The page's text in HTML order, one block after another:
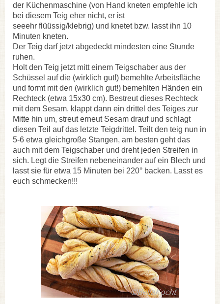
der Küchenmaschine (von Hand kneten empfehle ich
bei diesem Teig eher nicht, er ist
seeehr flüüssig/klebrig) und knetet bzw. lasst ihn 10
Minuten kneten.
Der Teig darf jetzt abgedeckt mindesten eine Stunde
ruhen.
Holt den Teig jetzt mitt einem Teigschaber aus der
Schüssel auf die (wirklich gut!) bemehlte Arbeitsfläche
und formt mit den (wirklich gut!) bemehlten Händen ein
Rechteck (etwa 15x30 cm). Bestreut dieses Rechteck
mit dem Sesam, klappt dann ein drittel des Teiges zur
Mitte hin um, streut erneut Sesam drauf und schlagt
diesen Teil auf das letzte Teigdrittel. Teilt den teig nun in
5-6 etwa gleichgroße Stangen, am besten geht das
auch mit dem Teigschaber und dreht jeden Streifen in
sich. Legt die Streifen nebeneinander auf ein Blech und
lasst sie für etwa 15 Minuten bei 220° backen. Lasst es
euch schmecken!!!